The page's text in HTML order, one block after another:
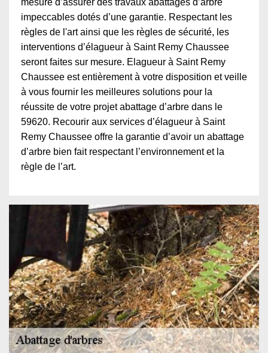
mesure d’assurer des travaux abattages d’arbre
impeccables dotés d’une garantie. Respectant les
règles de l'art ainsi que les règles de sécurité, les
interventions d’élagueur à Saint Remy Chaussee
seront faites sur mesure. Elagueur à Saint Remy
Chaussee est entièrement à votre disposition et veille
à vous fournir les meilleures solutions pour la
réussite de votre projet abattage d’arbre dans le
59620. Recourir aux services d’élagueur à Saint
Remy Chaussee offre la garantie d’avoir un abattage
d’arbre bien fait respectant l’environnement et la
règle de l’art.